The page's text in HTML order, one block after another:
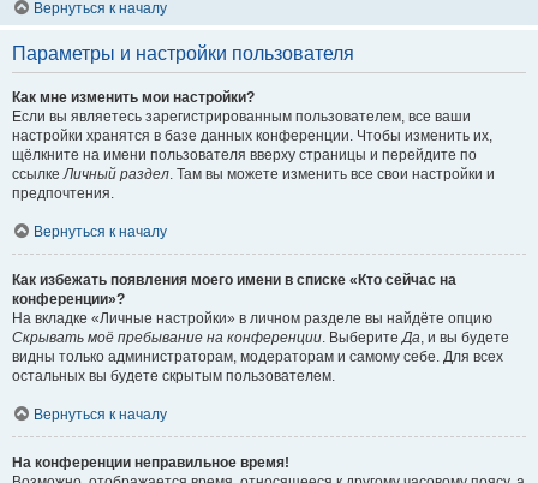
Вернуться к началу
Параметры и настройки пользователя
Как мне изменить мои настройки?
Если вы являетесь зарегистрированным пользователем, все ваши
настройки хранятся в базе данных конференции. Чтобы изменить их,
щёлкните на имени пользователя вверху страницы и перейдите по
ссылкеЛичный раздел. Там вы можете изменить все свои настройки и
предпочтения.
Вернуться к началу
Как избежать появления моего имени в списке «Кто сейчас на
конференции»?
На вкладке «Личные настройки» в личном разделе вы найдёте опцию
Скрывать моё пребывание на конференции. ВыберитеДа, и вы будете
видны только администраторам, модераторам и самому себе. Для всех
остальных вы будете скрытым пользователем.
Вернуться к началу
На конференции неправильное время!